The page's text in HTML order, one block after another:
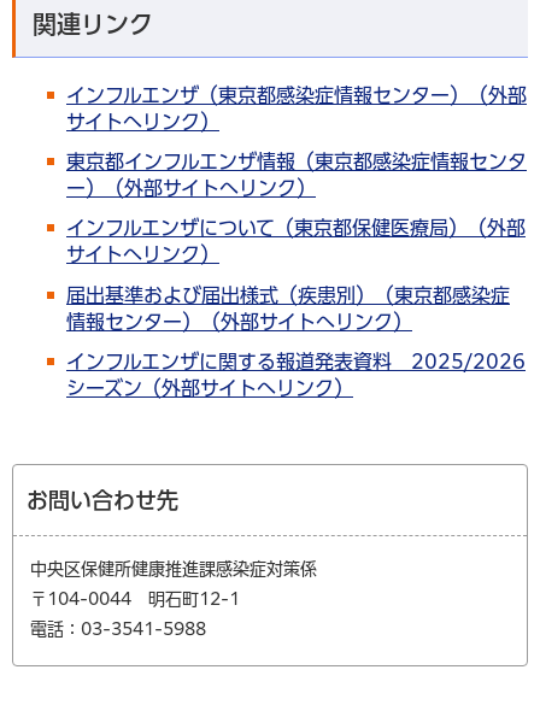
関連リンク
インフルエンザ（東京都感染症情報センター）（外部
サイトへリンク）
東京都インフルエンザ情報（東京都感染症情報センタ
ー）（外部サイトへリンク）
インフルエンザについて（東京都保健医療局）（外部
サイトへリンク）
届出基準および届出様式（疾患別）（東京都感染症
情報センター）（外部サイトへリンク）
インフルエンザに関する報道発表資料 2025/2026
シーズン（外部サイトへリンク）
お問い合わせ先
中央区保健所健康推進課感染症対策係
〒104-0044 明石町12-1
電話：03-3541-5988